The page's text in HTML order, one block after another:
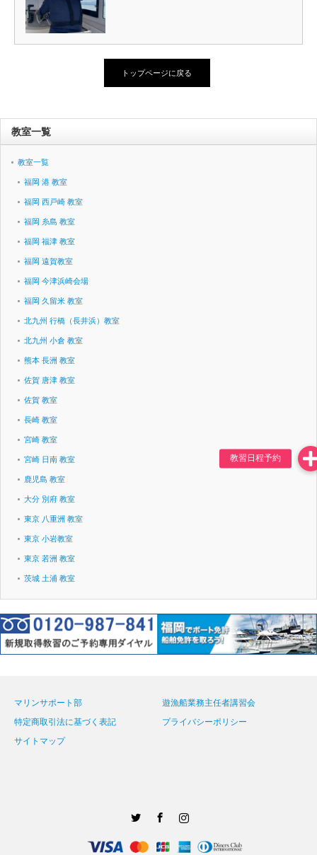
トップページに戻る
教室一覧
教室一覧
福岡 港 教室
福岡 西戸崎 教室
福岡 糸島 教室
福岡 福津 教室
福岡 遠賀教室
福岡 今津浜崎会場
福岡 久留米 教室
北九州 行橋（長井浜）教室
北九州 小倉 教室
熊本 長洲 教室
佐賀 唐津 教室
佐賀 教室
長崎 教室
宮崎 教室
宮崎 日南 教室
鹿児島 教室
大分 別府 教室
東京 八重洲 教室
東京 小岩教室
東京 若洲 教室
茨城 土浦 教室
マリンサポート部
遊漁船業務主任者講習会
特定商取引法に基づく表記
プライバシーポリシー
サイトマップ